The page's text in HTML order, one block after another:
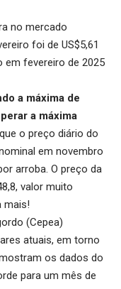
no mercado
foi de US$5,61
em fevereiro de 2025
a máxima de
a máxima
o preço diário do
em novembro
arroba. O preço da
valor muito
mais!
(Cepea)
atuais, em torno
os dados do
para um mês de